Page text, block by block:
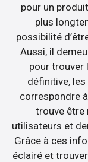
pour un
plus
possibilité
Aussi, il
pour trouver
définitive,
correspondre
trouve être
utilisateurs et
Grâce à ces
éclairé et